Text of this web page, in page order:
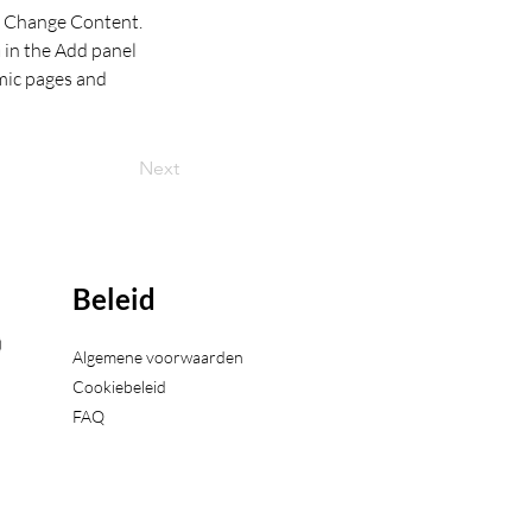
Content.
the Add panel
pages and
Next
Beleid
Algemene voorwaarden
Cookiebeleid
FAQ